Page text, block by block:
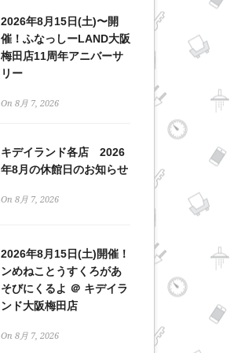
2026年8月15日(土)〜開
催！ふなっしーLAND大阪
梅田店11周年アニバーサ
リー
On 8月 7, 2026
キデイランド各店 2026
年8月の休館日のお知らせ
On 8月 7, 2026
2026年8月15日(土)開催！
ンめねことうすくろがあ
そびにくるよ ＠ キデイラ
ンド大阪梅田店
On 8月 7, 2026